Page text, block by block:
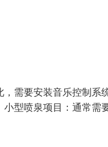
需要安装音乐控制系
型喷泉项目：通常需